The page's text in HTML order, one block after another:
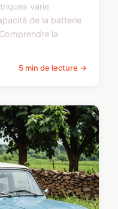
varie
de la batterie
la
5 min de lecture →